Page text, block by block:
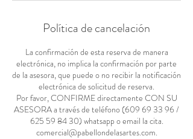
Política de cancelación
La confirmación de esta reserva de manera
electrónica, no implica la confirmación por parte
de la asesora, que puede o no recibir la notificación
electrónica de solicitud de reserva.
Por favor, CONFIRME directamente CON SU
ASESORA a través de teléfono (609 69 33 96 /
625 59 84 30) whatsapp o email la cita.
comercial@pabellondelasartes.com.